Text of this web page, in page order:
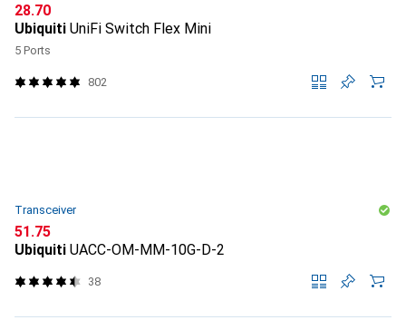
CHF
28.70
Ubiquiti UniFi Switch Flex Mini
5 Ports
802
Transceiver
CHF
51.75
Ubiquiti UACC-OM-MM-10G-D-2
38